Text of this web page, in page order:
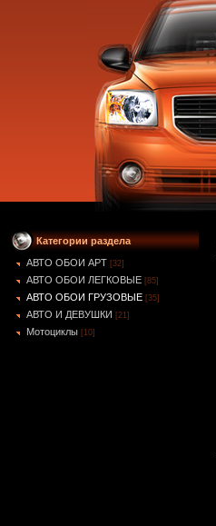
Категории раздела
АВТО ОБОИ АРТ [32]
АВТО ОБОИ ЛЕГКОВЫЕ [85]
АВТО ОБОИ ГРУЗОВЫЕ [35]
АВТО И ДЕВУШКИ [21]
Мотоциклы [10]